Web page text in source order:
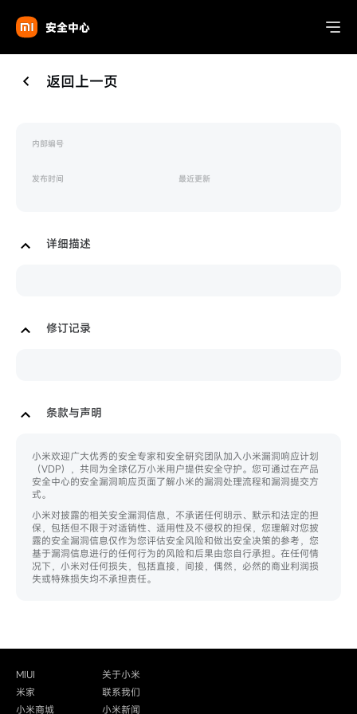
安全中心
返回上一页
内部编号
发布时间 最近更新
详细描述
修订记录
条款与声明
小米欢迎广大优秀的安全专家和安全研究团队加入小米漏洞响应计划
（VDP），共同为全球亿万小米用户提供安全守护。您可通过在产品
安全中心的安全漏洞响应页面了解小米的漏洞处理流程和漏洞提交方
式。
小米对披露的相关安全漏洞信息，不承诺任何明示、默示和法定的担
保，包括但不限于对适销性、适用性及不侵权的担保，您理解对您披
露的安全漏洞信息仅作为您评估安全风险和做出安全决策的参考，您
基于漏洞信息进行的任何行为的风险和后果由您自行承担。在任何情
况下，小米对任何损失，包括直接，间接，偶然，必然的商业利润损
失或特殊损失均不承担责任。
关于小米
联系我们
小米新闻
MIUI
米家
小米商城